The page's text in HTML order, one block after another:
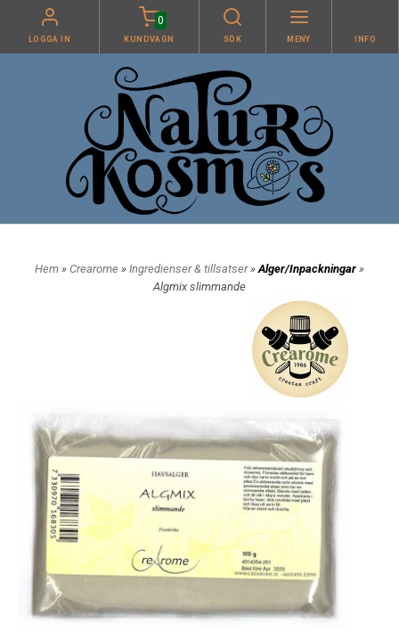
LOGGA IN
0
KUNDVAGN SÖK MENY INFO
Hem » Crearome » Ingredienser & tillsatser» Alger/Inpackningar »
Algmix slimmande